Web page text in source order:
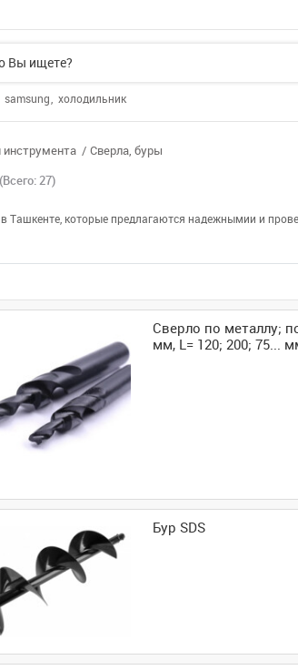
samsung холодильник
инструмента Сверла, буры
(Всего: 27)
в Ташкенте, которые предлагаются надежнымии и
Сверло по металлу;
мм, L= 120; 200; 75...
Бур SDS